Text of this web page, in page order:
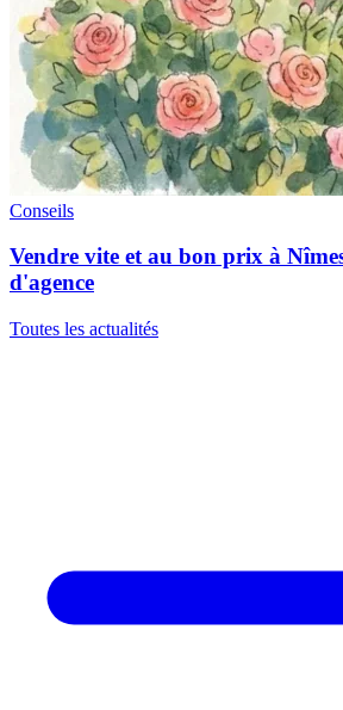
Conseils
Vendre vite et au bon prix à
d'agence
Toutes les actualités